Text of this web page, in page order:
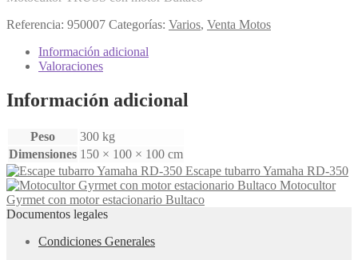
1.000,00 €.850,00 €.
Referencia: 950007 Categorías: Varios, Venta Motos
Información adicional
Valoraciones
Información adicional
Peso
300 kg
Dimensiones 150 × 100 × 100 cm
Escape tubarro Yamaha RD-350
Motocultor
Gyrmet con motor estacionario Bultaco
Documentos legales
Condiciones Generales